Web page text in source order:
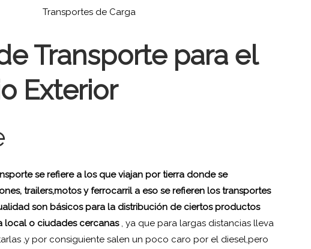
Transportes de Carga
Transporte para el
Exterior
se refiere a los que viajan por tierra donde se
trailers,motos y ferrocarril a eso se refieren los transportes
son básicos para la distribución de ciertos productos
local o ciudades cercanas, ya que para largas distancias lleva
,y por consiguiente salen un poco caro por el diesel,pero